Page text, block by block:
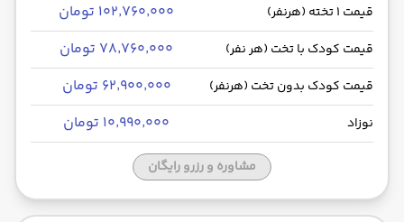
قیمت 1 تخته (هرنفر) ۱۰۲٬۷۶۰٬۰۰۰ تومان
قیمت کودک با تخت (هر نفر) ۷۸٬۷۶۰٬۰۰۰ تومان
قیمت کودک بدون تخت (هرنفر) ۶۲٬۹۰۰٬۰۰۰ تومان
نوزاد ۱۰٬۹۹۰٬۰۰۰ تومان
مشاوره و رزرو رایگان